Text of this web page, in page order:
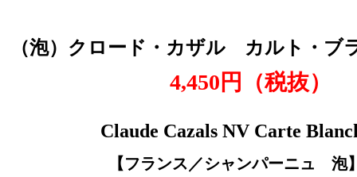
（泡）クロード・カザル カルト・ブ
4,450円（税抜）
Claude Cazals NV Carte
【フランス／シャンパーニュ 泡